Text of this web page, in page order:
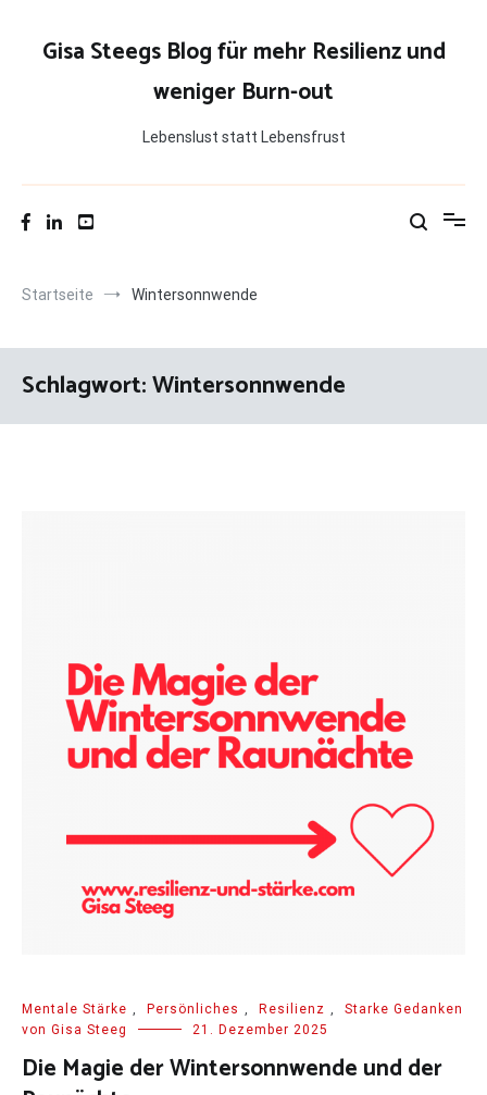
springenGisa Steegs Blog für mehr Resilienz und
weniger Burn-out
Lebenslust statt Lebensfrust
Startseite Wintersonnwende
Schlagwort:Wintersonnwende
Mentale Stärke , Persönliches , Resilienz ,
Starke Gedanken
von Gisa Steeg
21. Dezember 2025
Die Magie der Wintersonnwende und der